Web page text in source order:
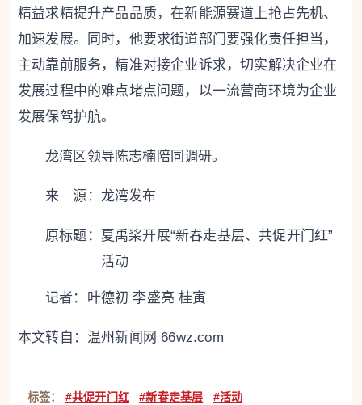
精益求精提升产品品质，在新能源赛道上抢占先机、
加速发展。同时，他要求街道部门要强化责任担当，
主动靠前服务，精准对接企业诉求，切实解决企业在
发展过程中的难点堵点问题，以一流营商环境为企业
发展保驾护航。
龙湾区领导陈志楠陪同调研。
来 源：龙湾发布
原标题： 夏禹桨开展“新春走基层、共促开门红”
活动
记者：叶德初 李盛亮 桂寅
本文转自： 温州新闻网 66wz.com
标签： #共促开门红 #新春走基层 #活动